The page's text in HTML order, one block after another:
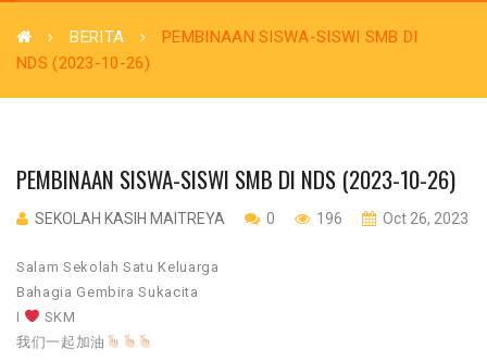
BERITA
PEMBINAAN SISWA-SISWI SMB DI
NDS (2023-10-26)
PEMBINAAN SISWA-SISWI SMB DI NDS (2023-10-26)
SEKOLAH KASIH MAITREYA 0 196 Oct 26, 2023
Salam Sekolah Satu Keluarga
Bahagia Gembira Sukacita
I
SKM
我们一起加油